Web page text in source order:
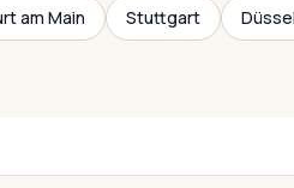
am Main Stuttgart